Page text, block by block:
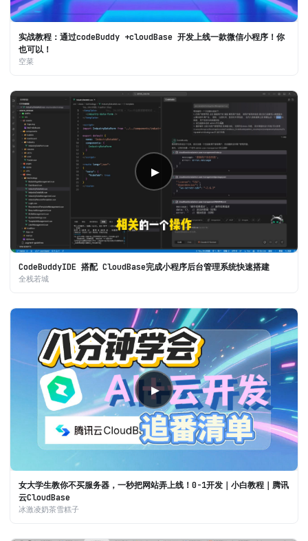
实战教程：通过codeBuddy +cloudBase 开发上线一款微信小程序！你
也可以！
空菜
▶
CodeBuddyIDE 搭配 CloudBase完成小程序后台管理系统快速搭建
全栈若城
▶
女大学生教你不买服务器，一秒把网站弄上线！0-1开发｜小白教程｜腾讯
云CloudBase
冰激凌奶茶雪糕子